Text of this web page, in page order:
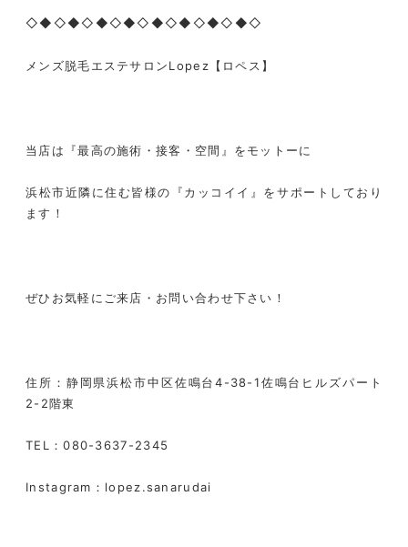
◇◆◇◆◇◆◇◆◇◆◇◆◇◆◇◆◇
メンズ脱毛エステサロンLopez 【ロペス】
当店は『最高の施術・接客・空間』をモットーに
浜松市近隣に住む皆様の『カッコイイ』をサポートしており
ます！
ぜひお気軽にご来店・お問い合わせ下さい！
住所：静岡県浜松市中区佐鳴台4-38-1佐鳴台ヒルズパート
2-2階東
TEL ：080-3637-2345
Instagram ： lopez.sanarudai